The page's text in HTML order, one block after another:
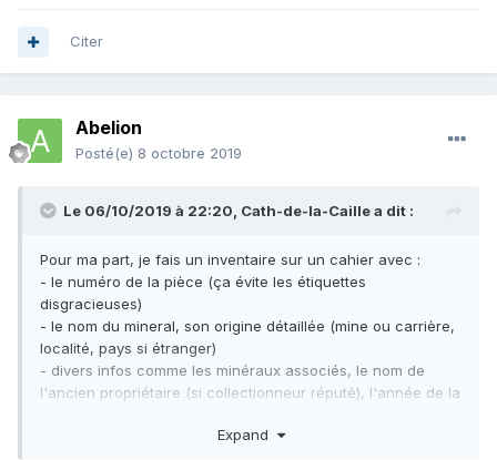
Citer
Abelion
Posté(e) 8 octobre 2019
Le 06/10/2019 à 22:20, Cath-de-la-Caillea dit :
Pour ma part, je fais un inventaire sur un cahier avec :
- le numéro de la pièce (ça évite les étiquettes
disgracieuses)
- le nom du mineral, son origine détaillée (mine ou carrière,
localité, pays si étranger)
- divers infos comme les minéraux associés, le nom de
l'ancien propriétaire (si collectionneur réputé), l'année de la
- un symbole si c'est moi qui l'ait trouvé
Expand